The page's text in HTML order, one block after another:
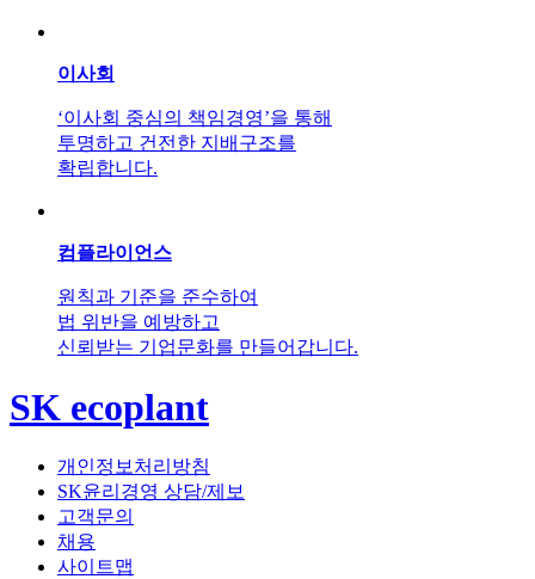
이사회
‘이사회 중심의 책임경영’을 통해
투명하고 건전한 지배구조를
확립합니다.
컴플라이언스
원칙과 기준을 준수하여
법 위반을 예방하고
신뢰받는 기업문화를 만들어갑니다.
SK ecoplant
개인정보처리방침
SK윤리경영 상담/제보
고객문의
채용
사이트맵